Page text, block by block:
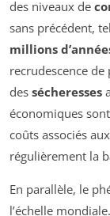
des niveaux de
sans précédent,
millions
recrudescence
des sécheresses
économiques
coûts associés
régulièrement la
En parallèle, le
l’échelle